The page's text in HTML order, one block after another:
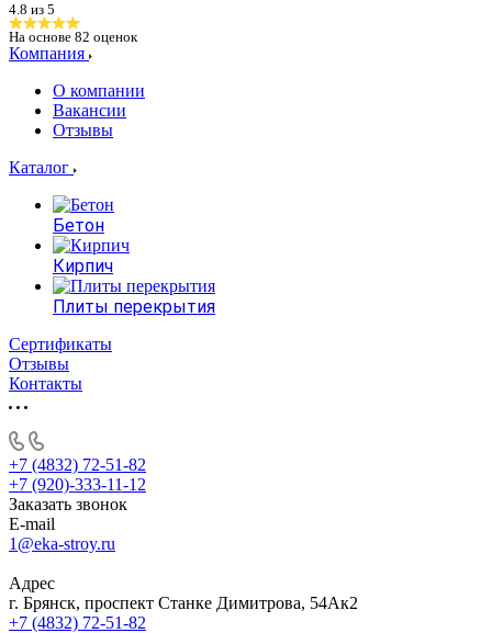
4.8 из 5
На основе 82 оценок
Компания
О компании
Вакансии
Отзывы
Каталог
Бетон
Кирпич
Плиты перекрытия
Сертификаты
Отзывы
Контакты
+7 (4832) 72-51-82
+7 (920)-333-11-12
Заказать звонок
E-mail
1@eka-stroy.ru
Адрес
г. Брянск, проспект Станке Димитрова, 54Ак2
+7 (4832) 72-51-82